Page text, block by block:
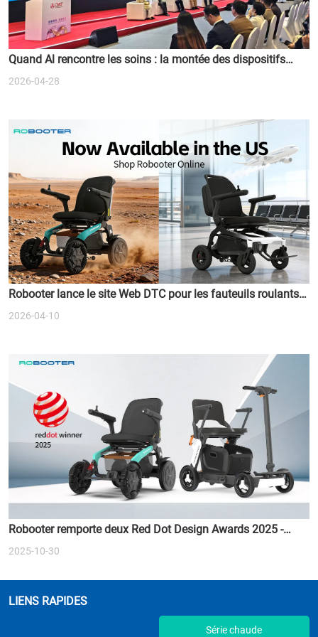
Quand Al rencontre les soins : la montée des dispositifs
médicaux intelligents
2026-04-28
Robooter lance le site Web DTC pour les fauteuils roulants à
deux moteurs
2026-04-10
Robooter remporte deux Red Dot Design Awards 2025 -
Redéfinir l'avenir de la mobilité intelligente
2025-10-30
LIENS RAPIDES
Série chaude